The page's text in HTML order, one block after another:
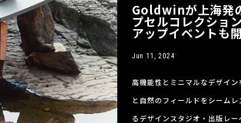
Goldwinが上海発
プセルコレクシ
アップイベントも開
Jun 11, 2024
高機能性とミニマルなデザイ
と自然のフィールドをシーム
るデザインスタジオ・出版レ